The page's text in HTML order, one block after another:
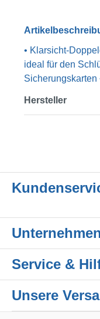
• Klarsicht-
ideal für den
Hersteller
Service &
Unsere